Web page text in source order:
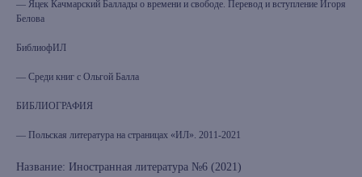
— Яцек Качмарский Баллады о времени и свободе. Перевод и вступление Игоря
Белова
БиблиофИЛ
— Среди книг с Ольгой Балла
БИБЛИОГРАФИЯ
— Польская литература на страницах «ИЛ». 2011-2021
Название: Иностранная литература №6 (2021)